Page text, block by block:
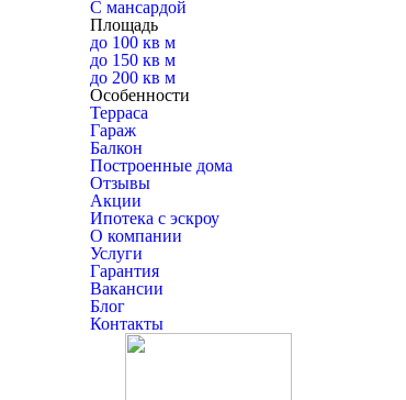
С мансардой
Площадь
до 100 кв м
до 150 кв м
до 200 кв м
Особенности
Терраса
Гараж
Балкон
Построенные дома
Отзывы
Акции
Ипотека с эскроу
О компании
Услуги
Гарантия
Вакансии
Блог
Контакты